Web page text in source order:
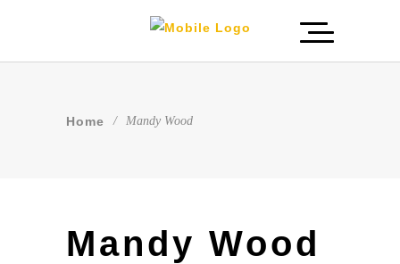
Home / Mandy Wood
Mandy Wood